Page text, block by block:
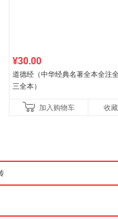
¥30.00
道德经（中华经典名著全本全注
三全本）
加入购物车 收藏